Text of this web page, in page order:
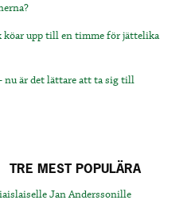
köar upp till en timme för jättelika
nu är det lättare att ta sig till
TRE MEST POPULÄRA
Jan Anderssonille